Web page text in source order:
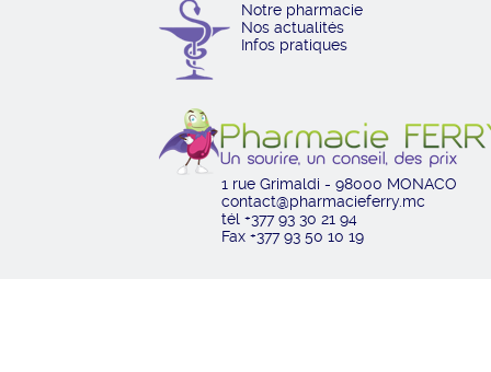
Notre pharmacie
Nos actualités
Infos pratiques
1 rue Grimaldi - 98000 MONACO
contact@pharmacieferry.mc
tél +377 93 30 21 94
Fax +377 93 50 10 19